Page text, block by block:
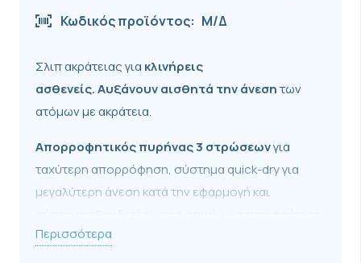
Κωδικός προϊόντος: Μ/Δ
Σλιπ ακράτειας για κλινήρεις
ασθενείς.Αυξάνουν αισθητά την άνεσητων
ατόμων με ακράτεια.
Απορροφητικός πυρήνας 3 στρώσεωνγια
ταχύτερη απορρόφηση, σύστημα quick-dry για
μεγαλύτερη άνεση κατά την εφαρμογή και
ευεξία.
Περισσότερα